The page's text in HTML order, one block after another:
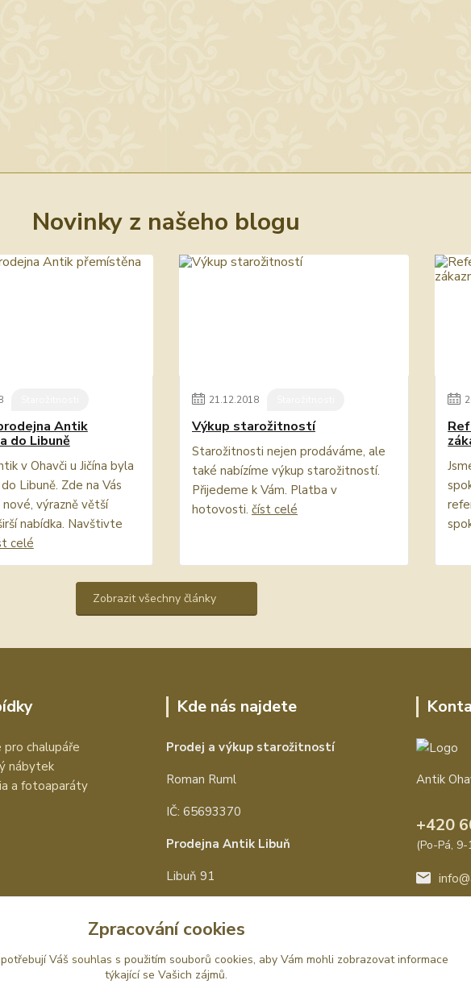
Novinky z našeho blogu
Antik
do Libuně
v Ohavči u Jičína byla
Libuně. Zde na Vás
nové, výrazně větší
nabídka. Navštivte
celé
21.12.2018
Výkup starožitností
Starožitnosti nejen prodáváme, ale
také nabízíme výkup starožitností.
Přijedeme k Vám. Platba v
hotovosti. číst celé
Zobrazit všechny články
pro chalupáře
nábytek
a fotoaparáty
Kde nás najdete
Prodej a výkup starožitností
Roman Ruml
IČ: 65693370
Prodejna Antik Libuň
Libuň 91
e-mail:info@antik-prodej.cz
Antik
+420
(Po-Pá, 9-
Zpracování cookies
Váš souhlas s použitím souborů cookies, aby Vám mohli zobrazovat informace
týkající se Vašich zájmů.